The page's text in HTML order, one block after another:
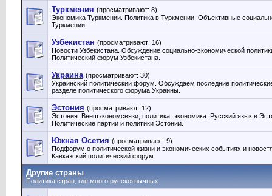
Туркмения (просматривают: 8)
Экономика Туркмении. Политика в Туркмении. Объективные
Туркмении.
Узбекистан (просматривают: 16)
Новости Узбекистана. Обсуждение социально-экономической
Политический форум Узбекистана.
Украина (просматривают: 30)
Украинский политический форум. Обсуждаем последние
разделе политического форума Украины.
Эстония (просматривают: 12)
Эстония. Внешэкономсвязи, политика, экономика. Русский язык в
Политические партии и политики Эстонии‎.
Южная Осетия (просматривают: 9)
Подфорум о политической жизни и экономических событиях и
Кавказский политический форум.
Другие страны
Политика стран, где много русскоязычных